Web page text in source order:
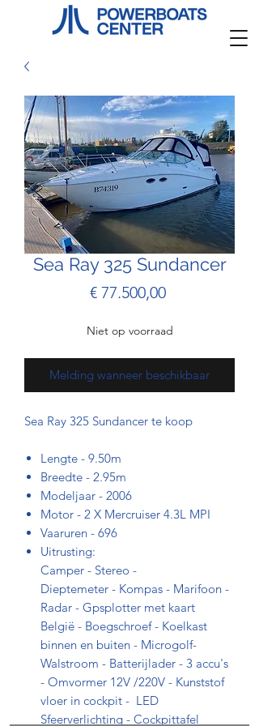
Sea Ray 325 Sundancer
€ 77.500,00Prijs
Niet op voorraad
Melding wanneer beschikbaar
Sea Ray 325 Sundancer te koop
Lengte - 9.50m
Breedte - 2.95m
Modeljaar - 2006
Motor - 2 X Mercruiser 4.3L MPI
Vaaruren - 696
Uitrusting:
Camper - Stereo -
Dieptemeter - Kompas - Marifoon -
Radar - Gpsplotter met kaart
België - Boegschroef - Koelkast
binnen en buiten - Microgolf-
Walstroom - Batterijlader - 3 accu's
- Omvormer 12V /220V - Kunststof
vloer in cockpit - LED
Sfeerverlichting - Cockpittafel